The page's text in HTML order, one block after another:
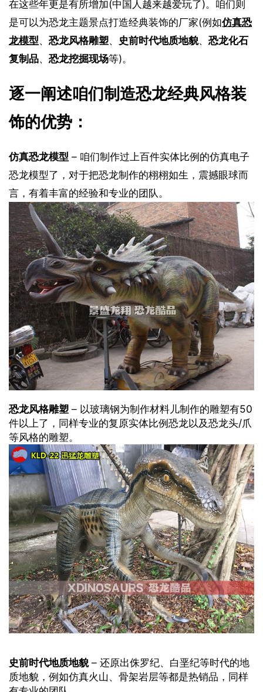
在这些年更是有所增加(中国人越来越爱玩了)。咱们则
是可以为恐龙主题景点打造经典装饰的厂家(例如仿真恐
龙模型、 恐龙风格雕塑、 史前时代地质地貌、 恐龙化石
复制品、 恐龙挖掘现场等)。
逐一阐述咱们制造恐龙经典风格装
饰的优势：
仿真恐龙模型 – 咱们制作过上百件实体比例的仿真电子
恐龙模型了，对于把恐龙制作的栩栩如生，震撼眼球而
言，有着丰富的经验和专业的团队。
恐龙风格雕塑 – 以玻璃钢为制作材料儿制作的雕塑有50
件以上了，同样专业的复原实体比例恐龙以及恐龙头/爪
等风格的雕塑。
史前时代地质地貌– 还原出侏罗纪、白垩纪等时代的地
质地貌，例如仿真火山、骨架岩层等都是热销品，同样